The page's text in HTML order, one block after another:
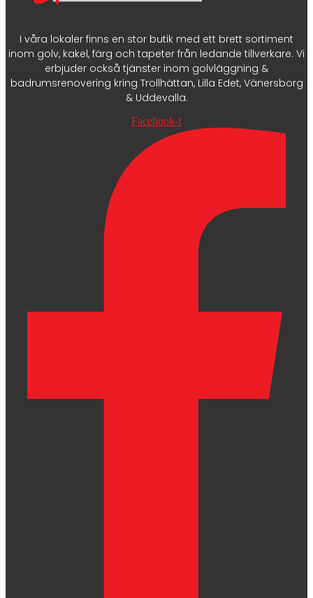
I våra lokaler finns en stor butik med ett brett sortiment
inom golv, kakel, färg och tapeter från ledande tillverkare. Vi
erbjuder också tjänster inom golvläggning &
badrumsrenovering kring Trollhättan, Lilla Edet, Vänersborg
& Uddevalla.
Facebook-f